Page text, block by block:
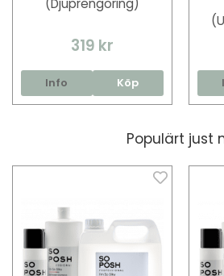
(Djuprengöring)
319 kr
Info Köp
Populärt just